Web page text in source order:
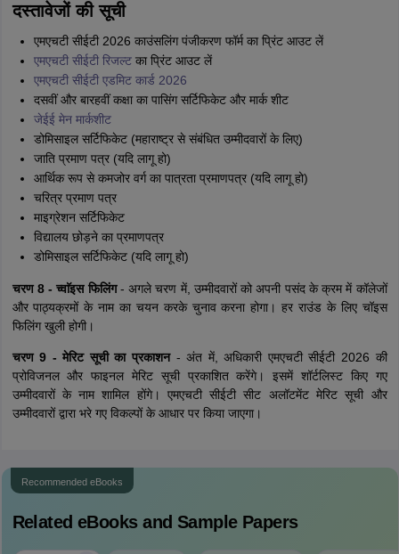
दस्तावेजों की सूची
एमएचटी सीईटी 2026 काउंसलिंग पंजीकरण फॉर्म का प्रिंट आउट लें
एमएचटी सीईटी रिजल्टका प्रिंट आउट लें
एमएचटी सीईटी एडमिट कार्ड 2026
दसवीं और बारहवीं कक्षा का पासिंग सर्टिफिकेट और मार्क शीट
जेईई मेन मार्कशीट
डोमिसाइल सर्टिफिकेट (महाराष्ट्र से संबंधित उम्मीदवारों के लिए)
जाति प्रमाण पत्र (यदि लागू हो)
आर्थिक रूप से कमजोर वर्ग का पात्रता प्रमाणपत्र (यदि लागू हो)
चरित्र प्रमाण पत्र
माइग्रेशन सर्टिफिकेट
विद्यालय छोड़ने का प्रमाणपत्र
डोमिसाइल सर्टिफिकेट (यदि लागू हो)
चरण 8 - च्वाॅइस फिलिंग- अगले चरण में, उम्मीदवारों को अपनी पसंद के क्रम में कॉलेजों
और पाठ्यक्रमों के नाम का चयन करके चुनाव करना होगा। हर राउंड के लिए चॉइस
फिलिंग खुली होगी।
चरण 9 - मेरिट सूची का प्रकाशन- अंत में, अधिकारी एमएचटी सीईटी 2026 की
प्रोविजनल और फाइनल मेरिट सूची प्रकाशित करेंगे। इसमें शॉर्टलिस्ट किए गए
उम्मीदवारों के नाम शामिल होंगे। एमएचटी सीईटी सीट अलॉटमेंट मेरिट सूची और
उम्मीदवारों द्वारा भरे गए विकल्पों के आधार पर किया जाएगा।
Recommended eBooks
Related eBooks and Sample Papers